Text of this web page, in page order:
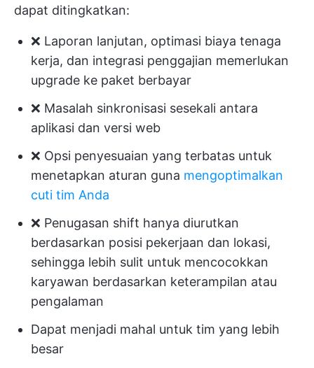
dapat ditingkatkan:
❌ Laporan lanjutan, optimasi biaya tenaga
kerja, dan integrasi penggajian memerlukan
upgrade ke paket berbayar
❌ Masalah sinkronisasi sesekali antara
aplikasi dan versi web
❌ Opsi penyesuaian yang terbatas untuk
menetapkan aturan guna mengoptimalkan
cuti tim Anda
❌ Penugasan shift hanya diurutkan
berdasarkan posisi pekerjaan dan lokasi,
sehingga lebih sulit untuk mencocokkan
karyawan berdasarkan keterampilan atau
pengalaman
Dapat menjadi mahal untuk tim yang lebih
besar